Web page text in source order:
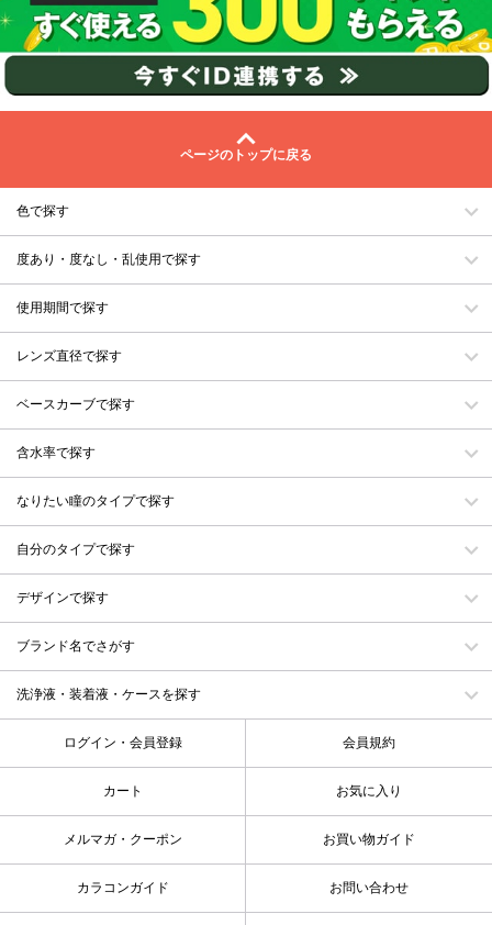
ページのトップに戻る
色で探す
度あり・度なし・乱使用で探す
使用期間で探す
レンズ直径で探す
ベースカーブで探す
含水率で探す
なりたい瞳のタイプで探す
自分のタイプで探す
デザインで探す
ブランド名でさがす
洗浄液・装着液・ケースを探す
ログイン・会員登録 会員規約
カート お気に入り
メルマガ・クーポン お買い物ガイド
カラコンガイド お問い合わせ